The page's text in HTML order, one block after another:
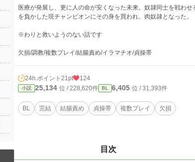
医療が発展し、更に人の命が安くなった未来。奴隷同士を戦わ
を負かした現チャンピオンにその身を買われ、肉奴隷となった。
※わりと救いようのない話です
欠損/調教/複数プレイ/結腸責め/イラマチオ/貞操帯
24h.ポイント 21pt 124
小説 25,134 位 / 228,620件 BL 6,405 位 / 31,393件
BL 完結 結腸責め 貞操帯 複数プレイ 欠損
目次